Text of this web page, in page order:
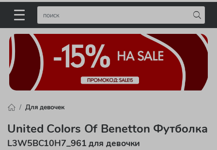
Для девочек
United Colors Of Benetton Футболка
L3W5BC10H7_961 для девочки